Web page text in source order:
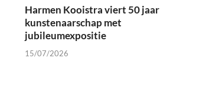
Harmen Kooistra viert 50 jaar
kunstenaarschap met
jubileumexpositie
15/07/2026